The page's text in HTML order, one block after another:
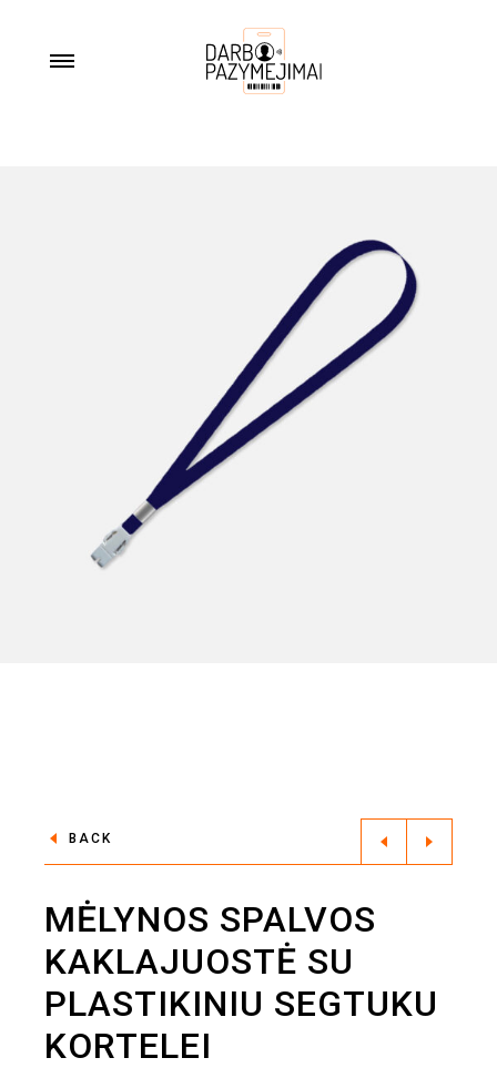
BACK
MĖLYNOS SPALVOS
KAKLAJUOSTĖ SU
PLASTIKINIU SEGTUKU
KORTELEI